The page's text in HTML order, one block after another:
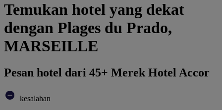
Temukan hotel yang dekat
dengan Plages du Prado,
MARSEILLE
Pesan hotel dari 45+ Merek Hotel Accor
kesalahan